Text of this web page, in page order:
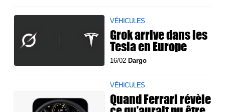
VÉHICULES
Grok arrive dans les
Tesla en Europe
16/02Dargo
VÉHICULES
Quand Ferrari révèle